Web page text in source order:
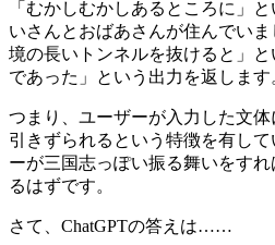
「むかしむかしあるところに」
いさんとおばあさんが住んでい
境の長いトンネルを抜けると」
であった」という出力を返します
つまり、ユーザーが入力した文
引きずられるという特徴を有し
ーが三国志っぽい振る舞いをす
るはずです。
さて、ChatGPTの答えは……